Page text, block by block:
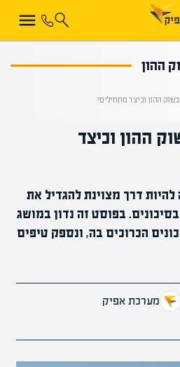
ההון
ההון וכיצד מתחילים?
ההון וכיצד
דרך מצוינת להגדיל את
בפוסט זה נדון במושג
הכרוכים בה, ונספק טיפים
מערכת אפיק